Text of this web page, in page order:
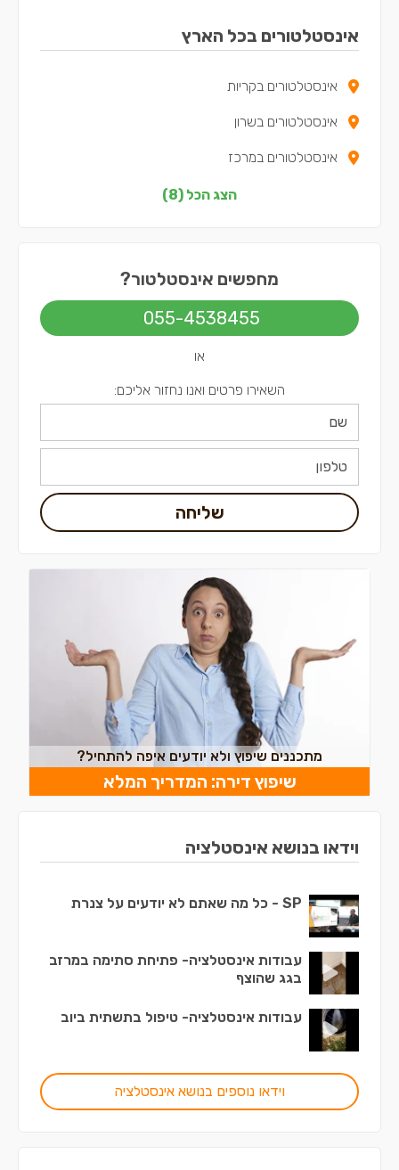
אינסטלטורים בכל הארץ
אינסטלטורים בקריות
אינסטלטורים בשרון
אינסטלטורים במרכז
אינסטלטורים בצפון
אינסטלטורים בדרום
אינסטלטורים בירושלים
אינסטלטורים בתל אביב
הצג הכל (8)
מחפשים אינסטלטור?
055-4538455
או
השאירו פרטים ואנו נחזור אליכם:
שליחה
מתכננים שיפוץ ולא יודעים איפה להתחיל?
שיפוץ דירה: המדריך המלא
וידאו בנושא אינסטלציה
SP - כל מה שאתם לא יודעים על צנרת
עבודות אינסטלציה- פתיחת סתימה במרזב
בגג שהוצף
עבודות אינסטלציה- טיפול בתשתית ביוב
וידאו נוספים בנושא אינסטלציה